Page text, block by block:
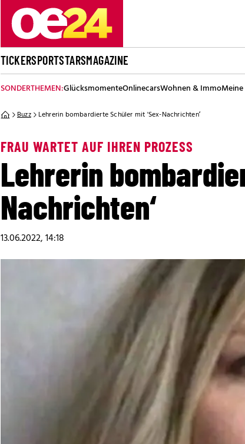
TICKERSPORTSTARSMAGAZINE
SONDERTHEMEN:GlücksmomenteOnlinecarsWohnen & Immo
Buzz Lehrerin bombardierte Schüler mit 'Sex-Nachrichten‘
FRAU WARTET AUF IHREN PROZESS
Lehrerin
Nachrichten‘
13.06.2022, 14:18